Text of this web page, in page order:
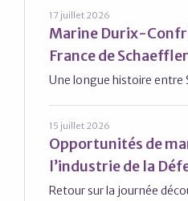
17 juillet 2026
Marine Durix-
France de Schaeffler
Une longue histoire entre
15 juillet 2026
Opportunités de
l’industrie de la
Retour sur la journée